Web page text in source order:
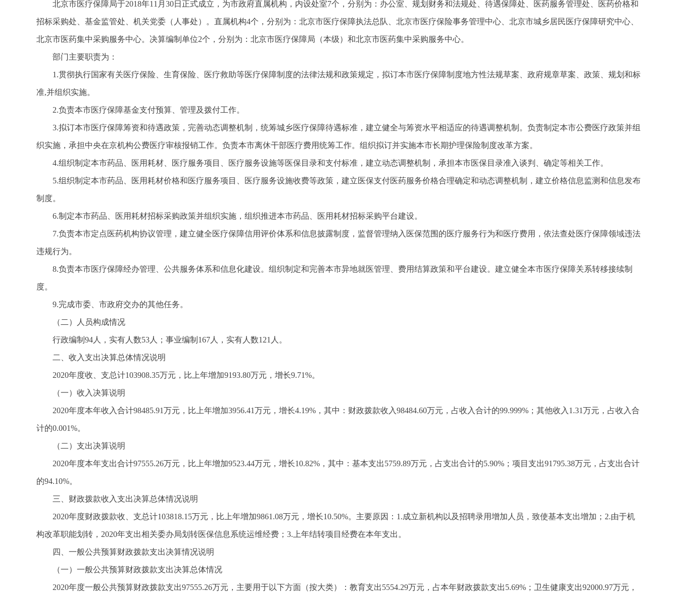
北京市医疗保障局于2018年11月30日正式成立，为市政府直属机构，内设处室7个，分别为：办公室、规划财务和法规处、待遇保障处、医药服务管理处、医药价格和
招标采购处、基金监管处、机关党委（人事处）。直属机构4个，分别为：北京市医疗保障执法总队、北京市医疗保险事务管理中心、北京市城乡居民医疗保障研究中心、
北京市医药集中采购服务中心。决算编制单位2个，分别为：北京市医疗保障局（本级）和北京市医药集中采购服务中心。
部门主要职责为：
1.贯彻执行国家有关医疗保险、生育保险、医疗救助等医疗保障制度的法律法规和政策规定，拟订本市医疗保障制度地方性法规草案、政府规章草案、政策、规划和标
准,并组织实施。
2.负责本市医疗保障基金支付预算、管理及拨付工作。
3.拟订本市医疗保障筹资和待遇政策，完善动态调整机制，统筹城乡医疗保障待遇标准，建立健全与筹资水平相适应的待遇调整机制。负责制定本市公费医疗政策并组
织实施，承担中央在京机构公费医疗审核报销工作。负责本市离休干部医疗费用统筹工作。组织拟订并实施本市长期护理保险制度改革方案。
4.组织制定本市药品、医用耗材、医疗服务项目、医疗服务设施等医保目录和支付标准，建立动态调整机制，承担本市医保目录准入谈判、确定等相关工作。
5.组织制定本市药品、医用耗材价格和医疗服务项目、医疗服务设施收费等政策，建立医保支付医药服务价格合理确定和动态调整机制，建立价格信息监测和信息发布
制度。
6.制定本市药品、医用耗材招标采购政策并组织实施，组织推进本市药品、医用耗材招标采购平台建设。
7.负责本市定点医药机构协议管理，建立健全医疗保障信用评价体系和信息披露制度，监督管理纳入医保范围的医疗服务行为和医疗费用，依法查处医疗保障领域违法
违规行为。
8.负责本市医疗保障经办管理、公共服务体系和信息化建设。组织制定和完善本市异地就医管理、费用结算政策和平台建设。建立健全本市医疗保障关系转移接续制
度。
9.完成市委、市政府交办的其他任务。
（二）人员构成情况
行政编制94人，实有人数53人；事业编制167人，实有人数121人。
二、收入支出决算总体情况说明
2020年度收、支总计103908.35万元，比上年增加9193.80万元，增长9.71%。
（一）收入决算说明
2020年度本年收入合计98485.91万元，比上年增加3956.41万元，增长4.19%，其中：财政拨款收入98484.60万元，占收入合计的99.999%；其他收入1.31万元，占收入合
计的0.001%。
（二）支出决算说明
2020年度本年支出合计97555.26万元，比上年增加9523.44万元，增长10.82%，其中：基本支出5759.89万元，占支出合计的5.90%；项目支出91795.38万元，占支出合计
的94.10%。
三、财政拨款收入支出决算总体情况说明
2020年度财政拨款收、支总计103818.15万元，比上年增加9861.08万元，增长10.50%。主要原因：1.成立新机构以及招聘录用增加人员，致使基本支出增加；2.由于机
构改革职能划转，2020年支出相关委办局划转医保信息系统运维经费；3.上年结转项目经费在本年支出。
四、一般公共预算财政拨款支出决算情况说明
（一）一般公共预算财政拨款支出决算总体情况
2020年度一般公共预算财政拨款支出97555.26万元，主要用于以下方面（按大类）：教育支出5554.29万元，占本年财政拨款支出5.69%；卫生健康支出92000.97万元，